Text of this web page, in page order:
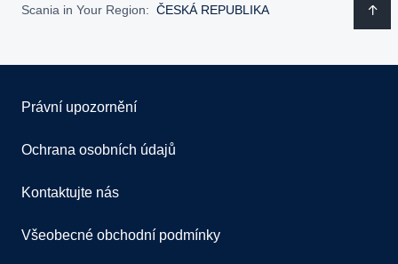
Scania in Your Region: ČESKÁ REPUBLIKA
Právní upozornění
Ochrana osobních údajů
Kontaktujte nás
Všeobecné obchodní podmínky